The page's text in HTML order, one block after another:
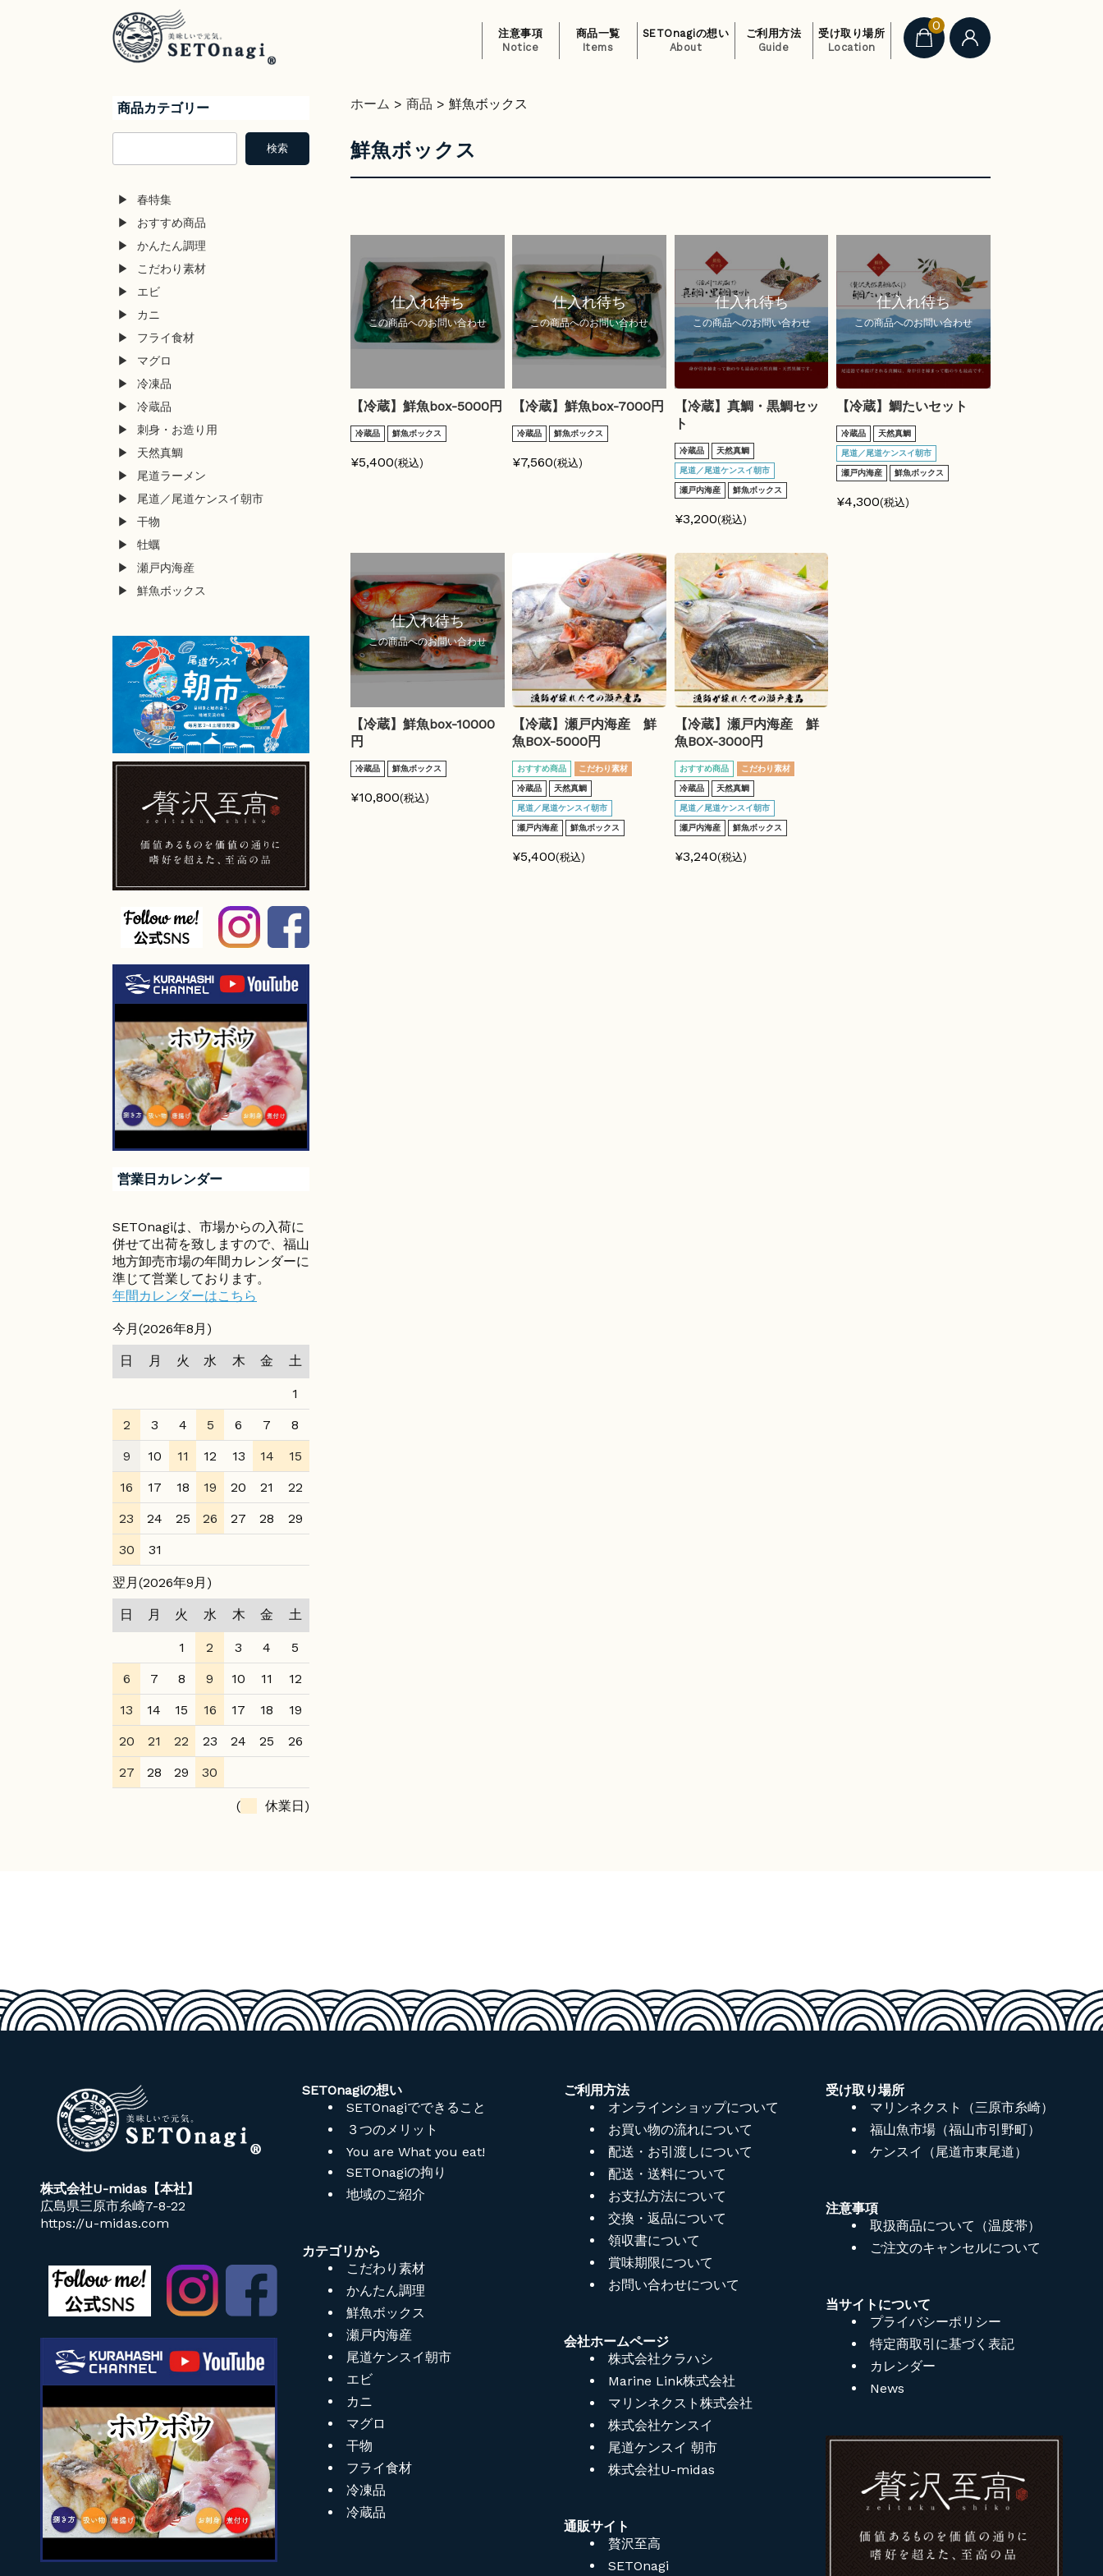
注意事項
Notice
商品一覧
Items
SETOnagiの想い
About
ご利用方法
Guide
受け取り場所
Location
0
ホーム > 商品 > 鮮魚ボックス
鮮魚ボックス
仕入れ待ち
この商品へのお問い合わせ
【冷蔵】鮮魚box-5000円
冷蔵品 鮮魚ボックス
¥5,400(税込)
仕入れ待ち
この商品へのお問い合わせ
【冷蔵】鮮魚box-7000円
冷蔵品 鮮魚ボックス
¥7,560(税込)
仕入れ待ち
この商品へのお問い合わせ
【冷蔵】真鯛・黒鯛セッ
ト
冷蔵品 天然真鯛
尾道／尾道ケンスイ朝市
瀬戸内海産 鮮魚ボックス
¥3,200(税込)
仕入れ待ち
この商品へのお問い合わせ
【冷蔵】鯛たいセット
冷蔵品 天然真鯛
尾道／尾道ケンスイ朝市
瀬戸内海産 鮮魚ボックス
¥4,300(税込)
仕入れ待ち
この商品へのお問い合わせ
【冷蔵】鮮魚box-10000
円
冷蔵品 鮮魚ボックス
¥10,800(税込)
【冷蔵】瀬戸内海産 鮮
魚BOX-5000円
おすすめ商品 こだわり素材
冷蔵品 天然真鯛
尾道／尾道ケンスイ朝市
瀬戸内海産 鮮魚ボックス
¥5,400(税込)
【冷蔵】瀬戸内海産 鮮
魚BOX-3000円
おすすめ商品 こだわり素材
冷蔵品 天然真鯛
尾道／尾道ケンスイ朝市
瀬戸内海産 鮮魚ボックス
¥3,240(税込)
商品カテゴリー
検
検索
春特集
おすすめ商品
かんたん調理
こだわり素材
エビ
カニ
フライ食材
マグロ
冷凍品
冷蔵品
刺身・お造り用
天然真鯛
尾道ラーメン
尾道／尾道ケンスイ朝市
干物
牡蠣
瀬戸内海産
鮮魚ボックス
営業日カレンダー
SETOnagiは、市場からの入荷に
併せて出荷を致しますので、福山
地方卸売市場の年間カレンダーに
準じて営業しております。
年間カレンダーはこちら
今月(2026年8月)
日 月 火 水 木 金 土
1
2
3 4 5 6 7
8
9
10 11 12 13 14
15
16
17 18 19 20 21
22
23
24 25 26 27 28
29
30
31
翌月(2026年9月)
日 月 火 水 木 金 土
1 2 3 4
5
6
7 8 9 10 11
12
13
14 15 16 17 18
19
20
21 22 23 24 25
26
27
28 29 30
( 休業日)
株式会社U-midas【本社】
広島県三原市糸崎7-8-22
https://u-midas.com
SETOnagiの想い
SETOnagiでできること
３つのメリット
You are What you eat!
SETOnagiの拘り
地域のご紹介
カテゴリから
こだわり素材
かんたん調理
鮮魚ボックス
瀬戸内海産
尾道ケンスイ朝市
エビ
カニ
マグロ
干物
フライ食材
冷凍品
冷蔵品
ご利用方法
オンラインショップについて
お買い物の流れについて
配送・お引渡しについて
配送・送料について
お支払方法について
交換・返品について
領収書について
賞味期限について
お問い合わせについて
会社ホームページ
株式会社クラハシ
Marine Link株式会社
マリンネクスト株式会社
株式会社ケンスイ
尾道ケンスイ 朝市
株式会社U-midas
通販サイト
贅沢至高
SETOnagi
受け取り場所
マリンネクスト（三原市糸崎）
福山魚市場（福山市引野町）
ケンスイ（尾道市東尾道）
注意事項
取扱商品について（温度帯）
ご注文のキャンセルについて
当サイトについて
プライバシーポリシー
特定商取引に基づく表記
カレンダー
News